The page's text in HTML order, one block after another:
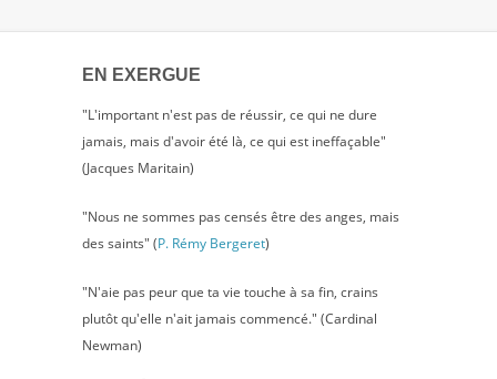
EN EXERGUE
"L'important n'est pas de réussir, ce qui ne dure
jamais, mais d'avoir été là, ce qui est ineffaçable"
(Jacques Maritain)
"Nous ne sommes pas censés être des anges, mais
des saints" (P. Rémy Bergeret)
"N'aie pas peur que ta vie touche à sa fin, crains
plutôt qu'elle n'ait jamais commencé." (Cardinal
Newman)